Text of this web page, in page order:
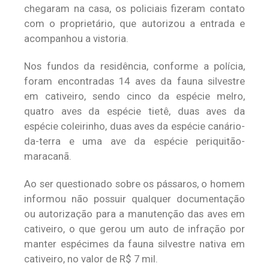
chegaram na casa, os policiais fizeram contato
com o proprietário, que autorizou a entrada e
acompanhou a vistoria.
Nos fundos da residência, conforme a polícia,
foram encontradas 14 aves da fauna silvestre
em cativeiro, sendo cinco da espécie melro,
quatro aves da espécie tietê, duas aves da
espécie coleirinho, duas aves da espécie canário-
da-terra e uma ave da espécie periquitão-
maracanã.
Ao ser questionado sobre os pássaros, o homem
informou não possuir qualquer documentação
ou autorização para a manutenção das aves em
cativeiro, o que gerou um auto de infração por
manter espécimes da fauna silvestre nativa em
cativeiro, no valor de R$ 7 mil.